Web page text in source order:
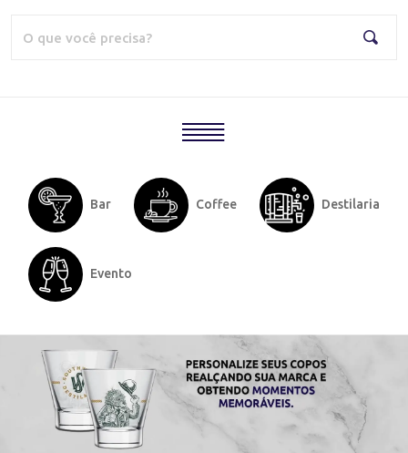
Bar Coffee Destilaria
Evento